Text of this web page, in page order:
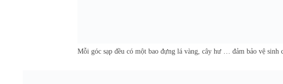
Mỗi góc sạp đều có một bao đựng lá vàng, cây hư … đảm bảo vệ sinh